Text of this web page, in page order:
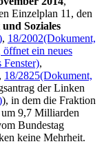
Einzelplan 11, den
Soziales
, 18/2002(Dokument,
ein neues
Fenster),
, 18/2825(Dokument,
der Linken
), in dem die Fraktion
9,7 Milliarden
Bundestag
keine Mehrheit.